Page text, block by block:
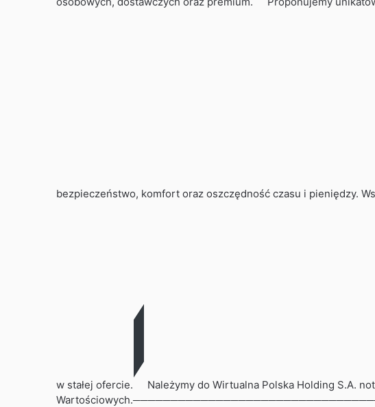
bezpieczeństwo, komfort oraz oszczędność czasu i pieniędzy.
w stałej ofercie.
Należymy do Wirtualna Polska Holding S.A.